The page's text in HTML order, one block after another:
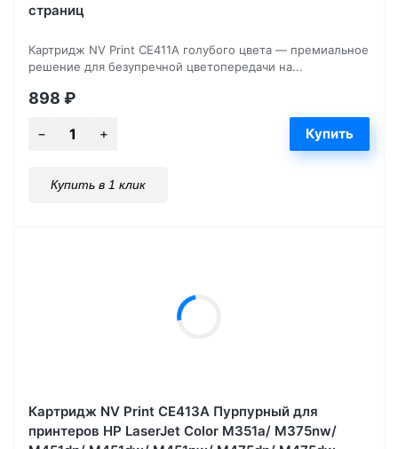
страниц
Картридж NV Print CE411A голубого цвета — премиальное
решение для безупречной цветопередачи на...
898 ₽
Купить в 1 клик
Картридж NV Print CE413A Пурпурный для
принтеров HP LaserJet Color M351a/ M375nw/